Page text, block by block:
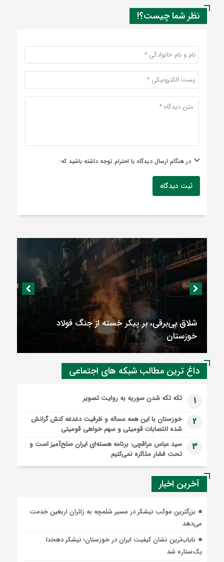
نظر شما چیست؟!
در هنگام ارسال دیدگاه با احترام توجه داشته باشید که:
ثبت دیدگاه
شلاق‌ بی‌برقی، بر پیکر خسته‌ از جنگ فولاد
خوزستان
داغ ترین مطالب شبکه های اجتماعی
1 تکه تکه شدن سوریه به روایت تصویر
2
خوزستان با این همه مساله و ظرفیت دغدغه کنش گرانش
شده انتصابات قومیتی و سهم خواهی قومیتی
3
سید عباس عراقچی: برنامه هسته‌ای ایران صلح‌آمیز است و
تحت فشار مذاکره نمی‌کنیم
آخرین اخبار
بزرگترین موکب نیشکر در مسیر شلمچه به زائران اربعین خدمت
می‌دهد
نایاب‌ترین نشان کیفیت ایران در خوزستان؛ نیشکر دهخدا
یک‌ستاره شد